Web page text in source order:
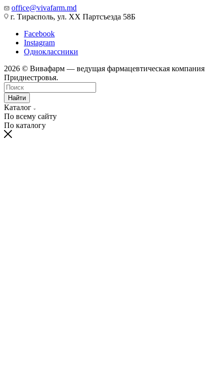
office@vivafarm.md
г. Тирасполь, ул. ХХ Партсъезда 58Б
Facebook
Instagram
Одноклассники
2026 © Вивафарм — ведущая фармацевтическая компания
Приднестровья.
Найти
Каталог
По всему сайту
По каталогу